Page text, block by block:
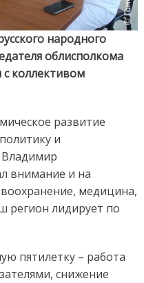
народного
облисполкома
коллективом
развитие
и
внимание и на
медицина,
регион лидирует по
пятилетку – работа
снижение